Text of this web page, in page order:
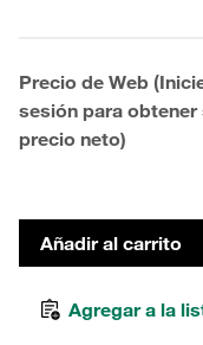
Precio de Web
sesión para obtener
precio neto)
Añadir al carrito
Agregar a la